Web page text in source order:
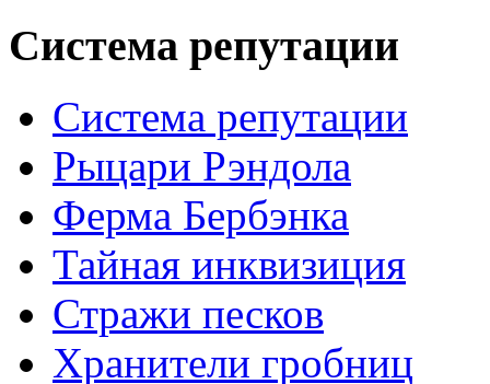
Система репутации
Система репутации
Рыцари Рэндола
Ферма Бербэнка
Тайная инквизиция
Стражи песков
Хранители гробниц